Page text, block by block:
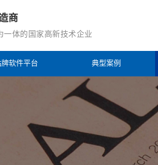
商
一体的国家高新技术企业
软件平台 典型案例